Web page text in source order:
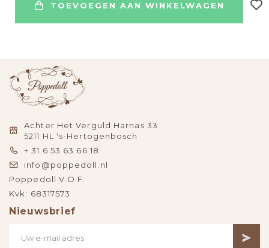
TOEVOEGEN AAN WINKELWAGEN
Achter Het Verguld Harnas 33
5211 HL 's-Hertogenbosch
+ 31 6 53 63 66 18
info@poppedoll.nl
Poppedoll V.O.F.
Kvk: 68317573
Nieuwsbrief